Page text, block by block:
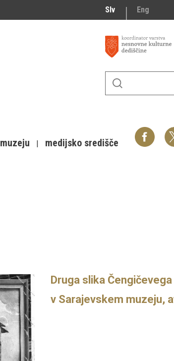
Slv Eng
medijsko središče
Druga slika
v Sarajevskem muzeju,